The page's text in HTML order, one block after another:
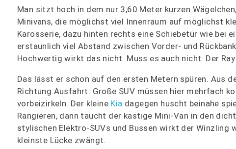
Man sitzt hoch in dem nur 3,60 Meter kurzen
Minivans, die möglichst viel Innenraum auf möglichst
Karosserie, dazu hinten rechts eine Schiebetür wie bei
erstaunlich viel Abstand zwischen Vorder- und
Hochwertig wirkt das nicht. Muss es auch nicht. Der
Das lässt er schon auf den ersten Metern spüren. Aus
Richtung Ausfahrt. Große SUV müssen hier mehrfach
vorbeizirkeln. Der kleine Kia dagegen huscht beinahe
Rangieren, dann taucht der kastige Mini-Van in den
stylischen Elektro-SUVs und Bussen wirkt der Winzling
kleinste Lücke zwängt.